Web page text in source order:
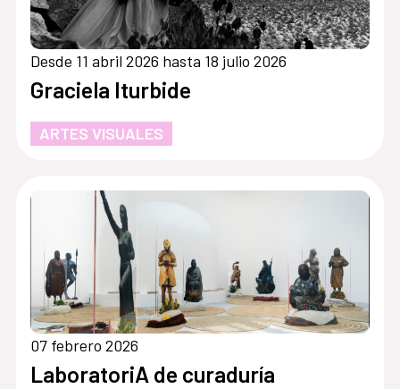
Desde 11 abril 2026 hasta 18 julio 2026
Graciela Iturbide
ARTES VISUALES
07 febrero 2026
LaboratoriA de curaduría